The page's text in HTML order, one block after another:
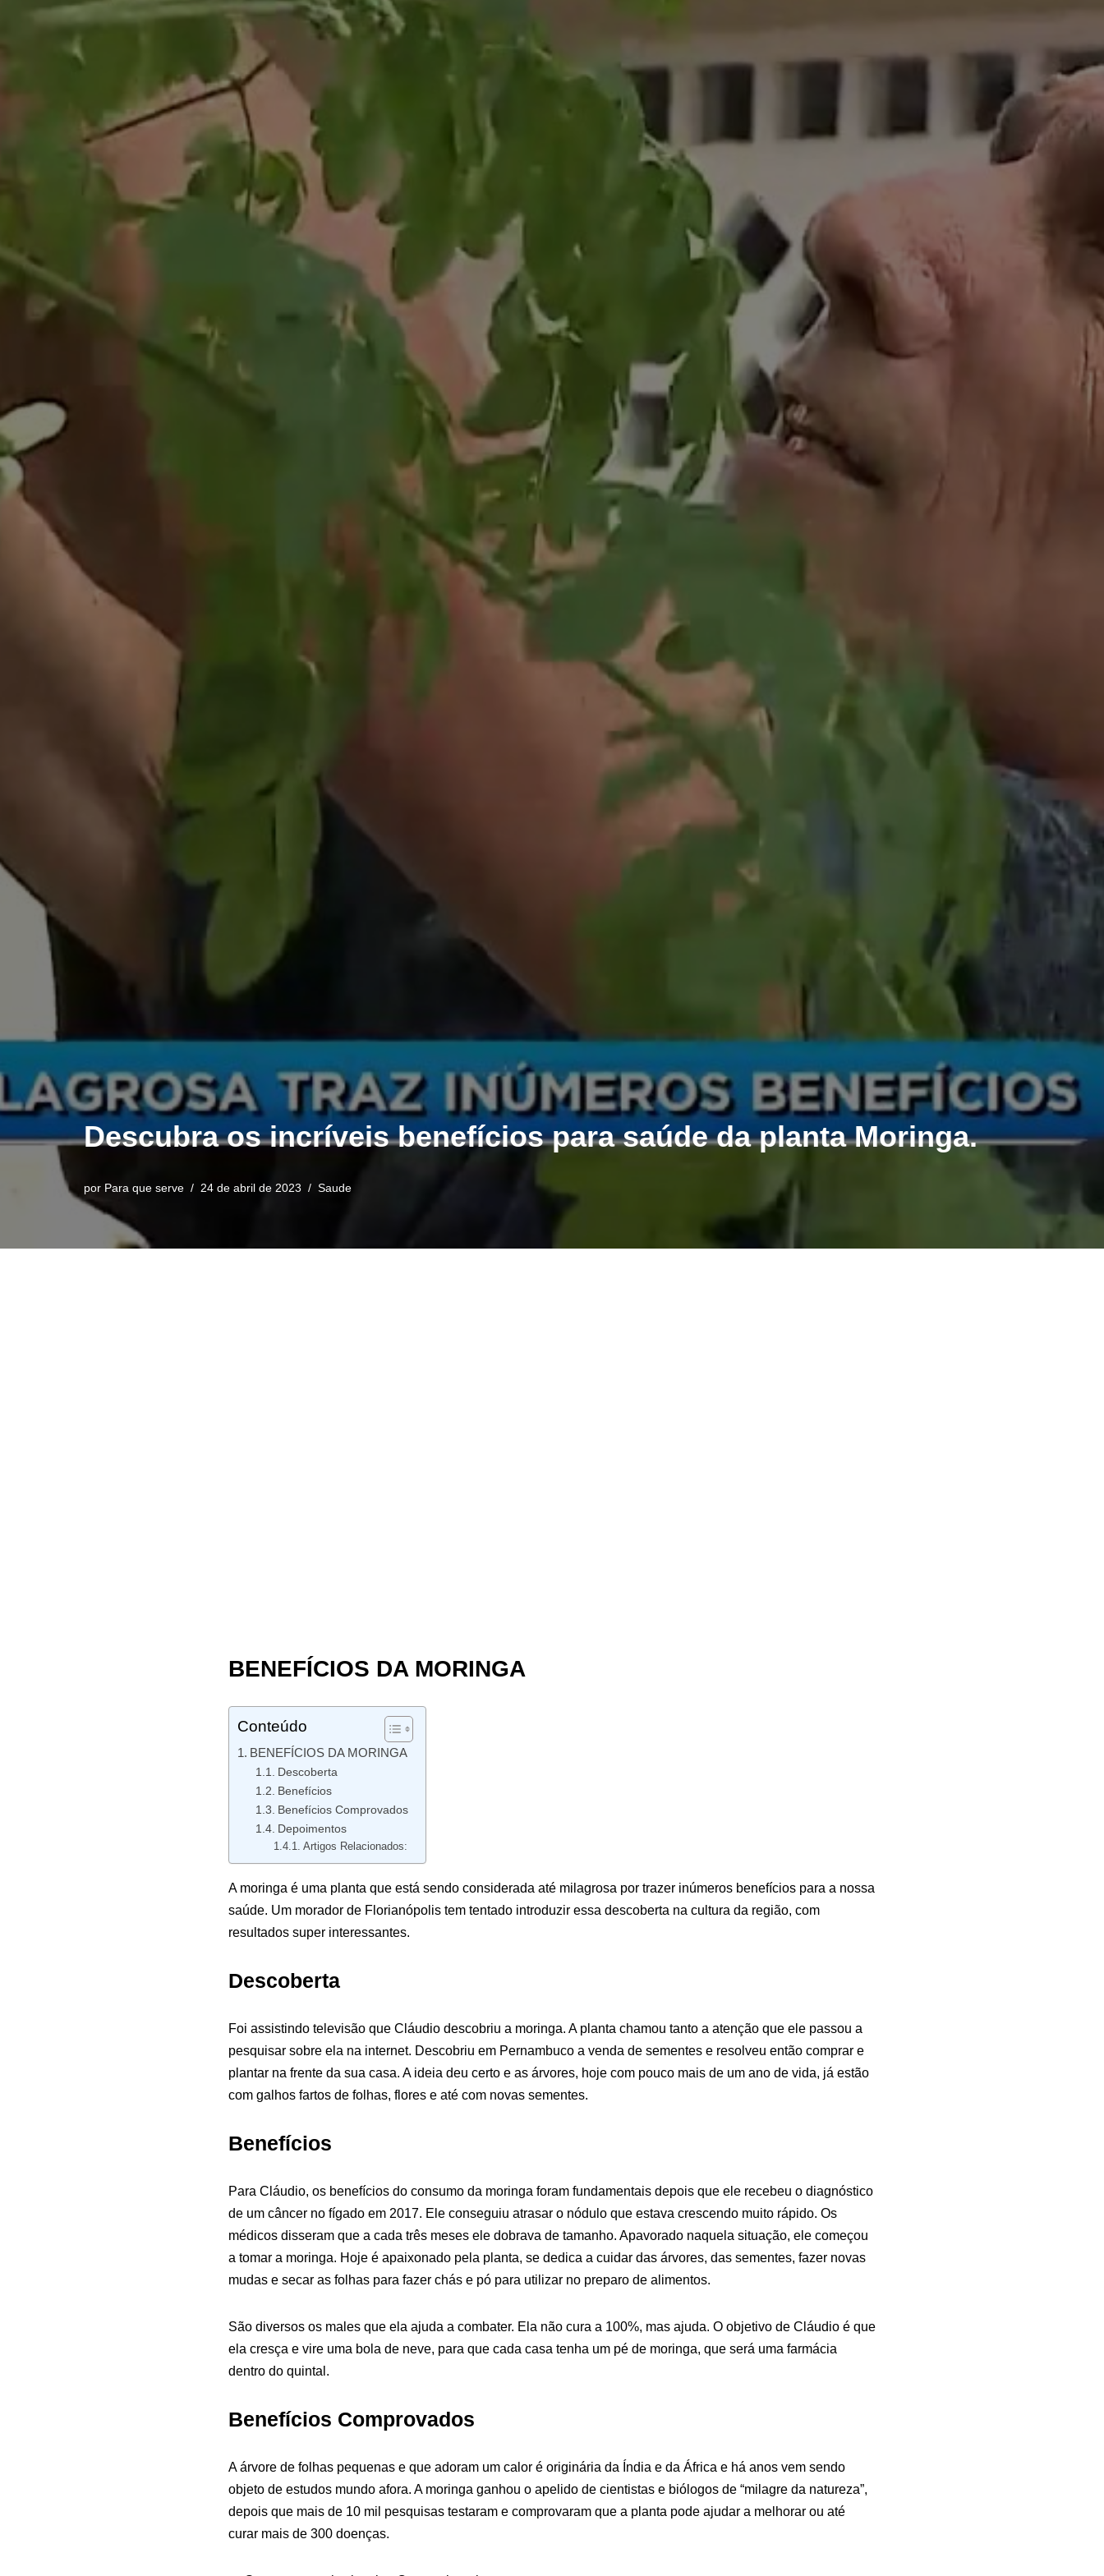
Descubra os incríveis benefícios para saúde da planta Moringa.
por Para que serve 24 de abril de 2023 Saude
BENEFÍCIOS DA MORINGA
Conteúdo
BENEFÍCIOS DA MORINGA
Descoberta
Benefícios
Benefícios Comprovados
Depoimentos
Artigos Relacionados:
A moringa é uma planta que está sendo considerada até milagrosa por trazer inúmeros benefícios para a nossa
saúde. Um morador de Florianópolis tem tentado introduzir essa descoberta na cultura da região, com
resultados super interessantes.
Descoberta
Foi assistindo televisão que Cláudio descobriu a moringa. A planta chamou tanto a atenção que ele passou a
pesquisar sobre ela na internet. Descobriu em Pernambuco a venda de sementes e resolveu então comprar e
plantar na frente da sua casa. A ideia deu certo e as árvores, hoje com pouco mais de um ano de vida, já estão
com galhos fartos de folhas, flores e até com novas sementes.
Benefícios
Para Cláudio, os benefícios do consumo da moringa foram fundamentais depois que ele recebeu o diagnóstico
de um câncer no fígado em 2017. Ele conseguiu atrasar o nódulo que estava crescendo muito rápido. Os
médicos disseram que a cada três meses ele dobrava de tamanho. Apavorado naquela situação, ele começou
a tomar a moringa. Hoje é apaixonado pela planta, se dedica a cuidar das árvores, das sementes, fazer novas
mudas e secar as folhas para fazer chás e pó para utilizar no preparo de alimentos.
São diversos os males que ela ajuda a combater. Ela não cura a 100%, mas ajuda. O objetivo de Cláudio é que
ela cresça e vire uma bola de neve, para que cada casa tenha um pé de moringa, que será uma farmácia
dentro do quintal.
Benefícios Comprovados
A árvore de folhas pequenas e que adoram um calor é originária da Índia e da África e há anos vem sendo
objeto de estudos mundo afora. A moringa ganhou o apelido de cientistas e biólogos de “milagre da natureza”,
depois que mais de 10 mil pesquisas testaram e comprovaram que a planta pode ajudar a melhorar ou até
curar mais de 300 doenças.